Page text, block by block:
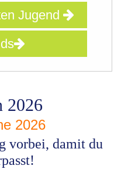
Jugend
2026
2026
vorbei, damit du